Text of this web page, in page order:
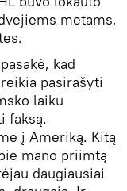
metams,
kad
pasirašyti
laiku
faksą.
į Ameriką. Kitą
mano priimtą
daugiausiai